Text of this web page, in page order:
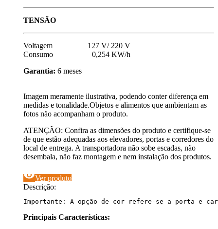
TENSÃO
Voltagem 127 V/ 220 V
Consumo 0,254 KW/h
Garantia: 6 meses
Imagem meramente ilustrativa, podendo conter diferença em
medidas e tonalidade.Objetos e alimentos que ambientam as
fotos não acompanham o produto.
ATENÇÃO: Confira as dimensões do produto e certifique-se
de que estão adequadas aos elevadores, portas e corredores do
local de entrega. A transportadora não sobe escadas, não
desembala, não faz montagem e nem instalação dos produtos.
visibilityVer produto
Descrição:
Importante: A opção de cor refere-se a porta e
Principais Características: